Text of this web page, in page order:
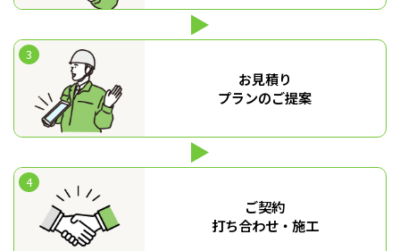
お見積り
プランのご提案
ご契約
打ち合わせ・施工